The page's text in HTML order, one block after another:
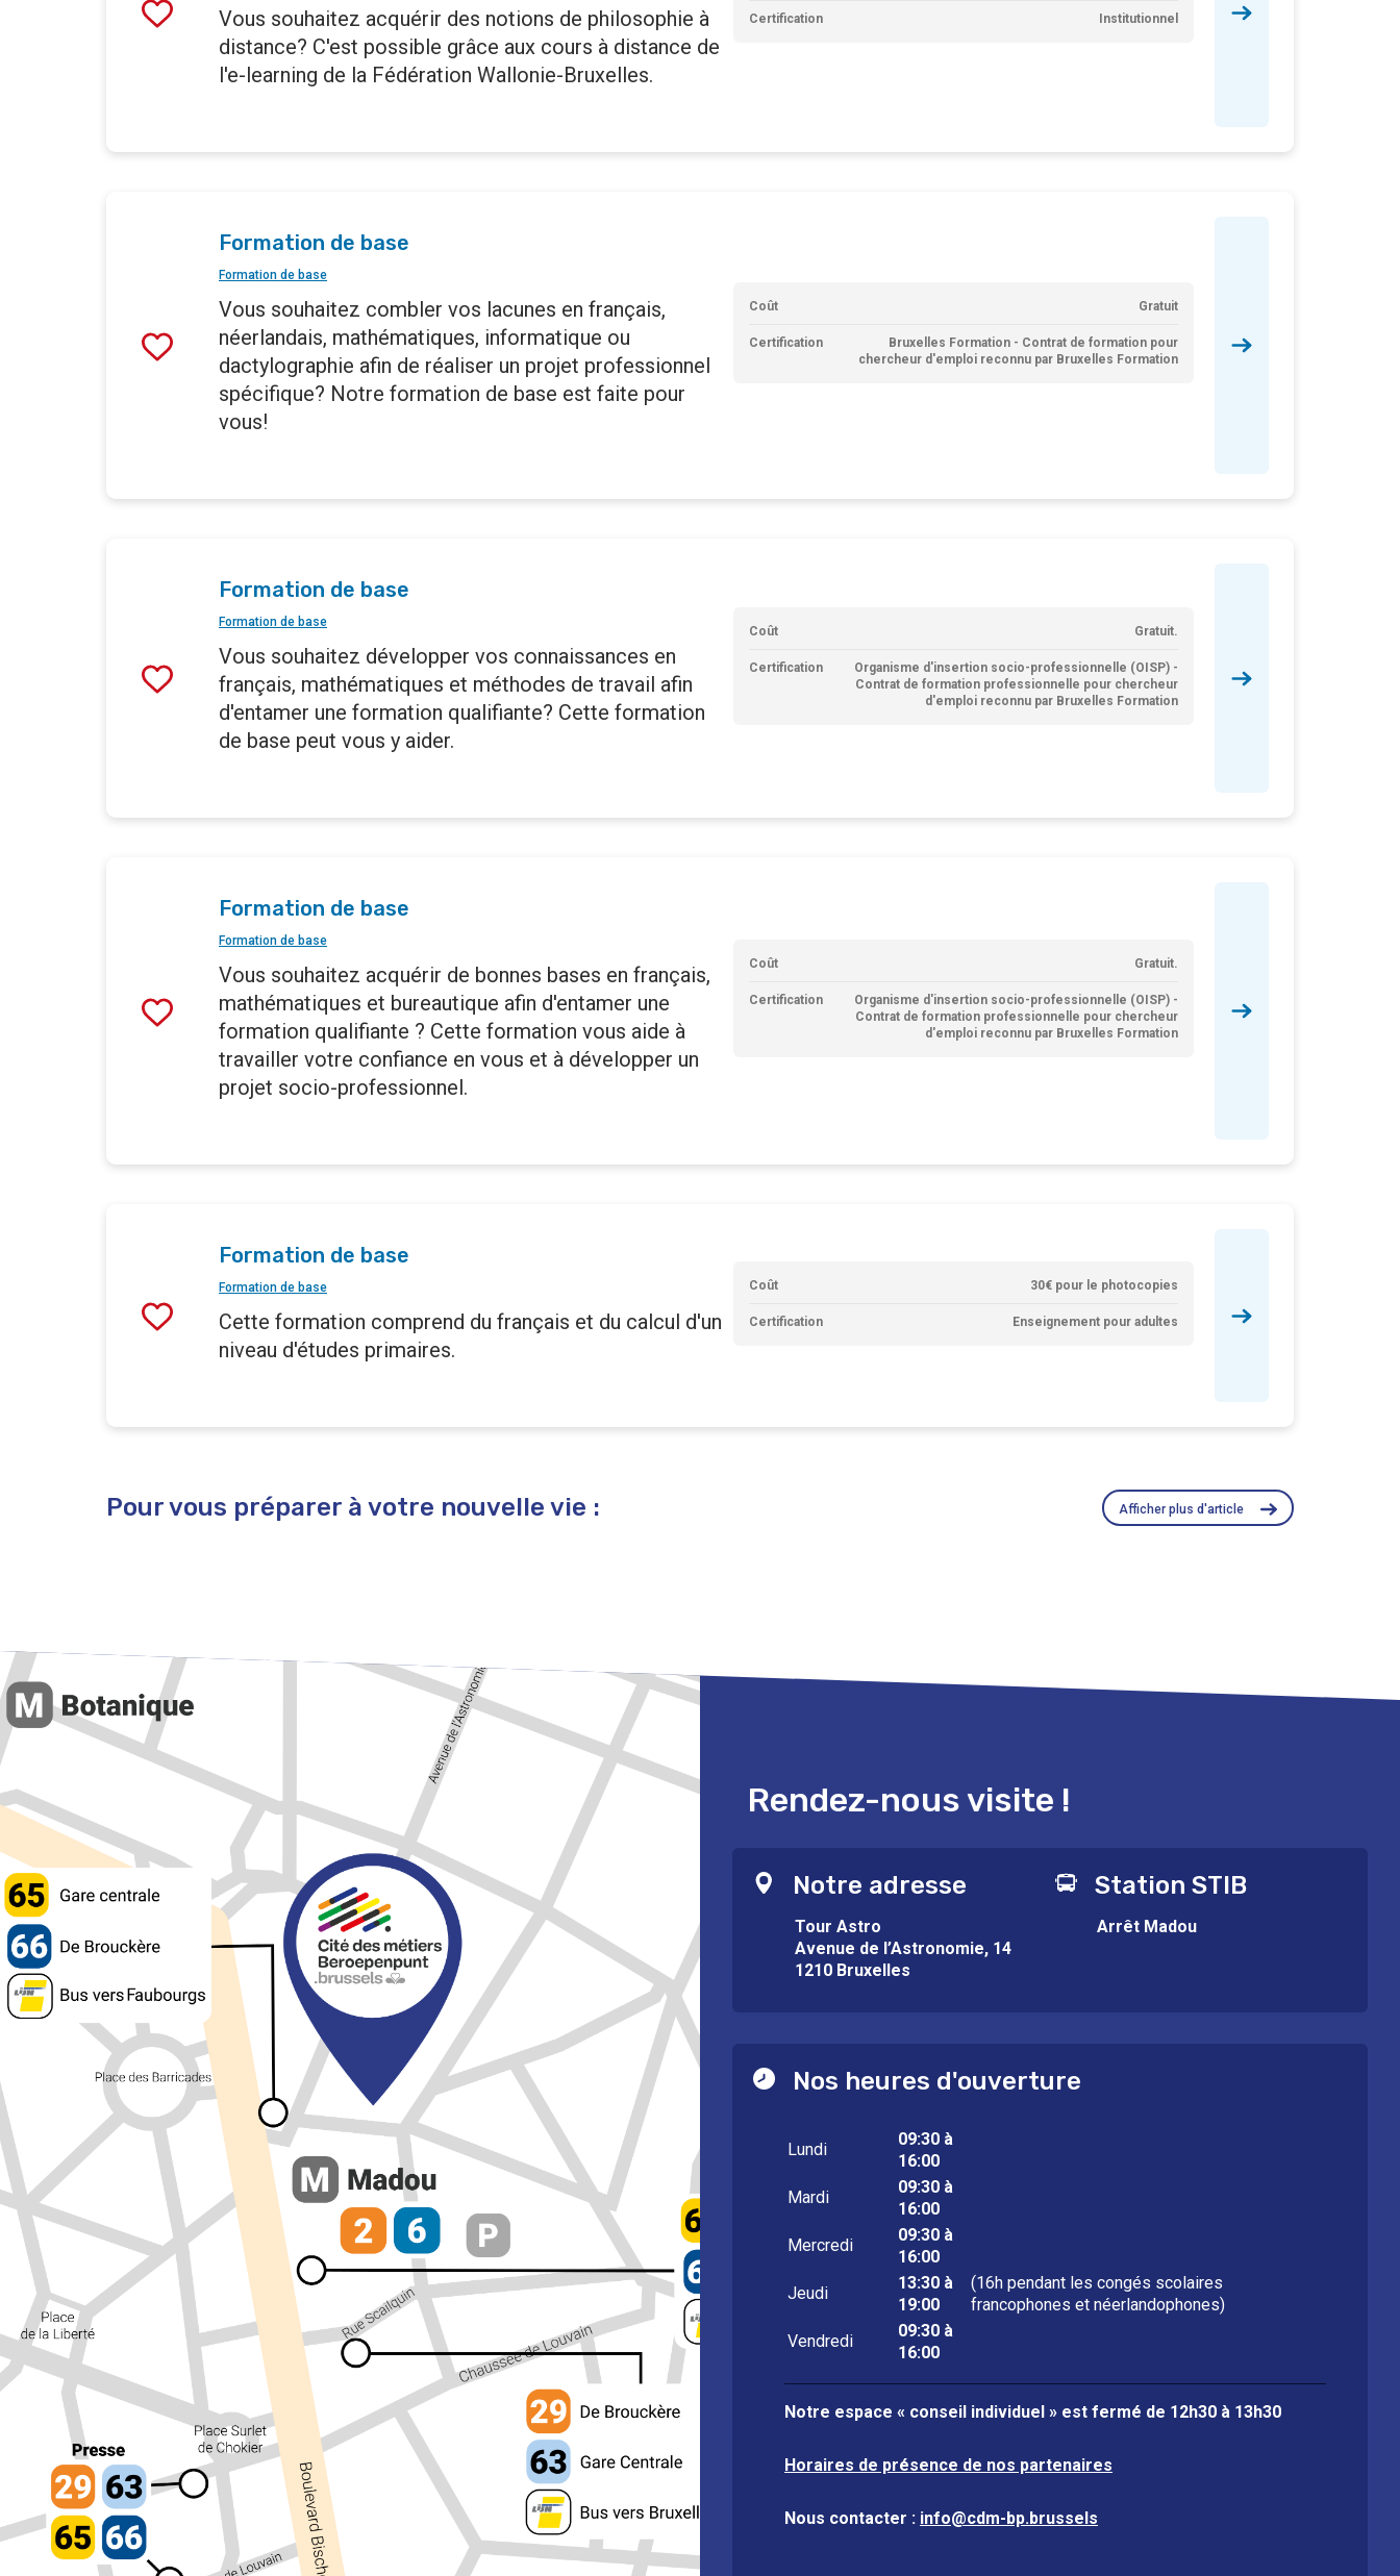
Vous souhaitez acquérir des notions de philosophie à
distance? C'est possible grâce aux cours à distance de
l'e-learning de la Fédération Wallonie-Bruxelles.
Certification Institutionnel
Formation de base
Formation de base
Vous souhaitez combler vos lacunes en français,
néerlandais, mathématiques, informatique ou
dactylographie afin de réaliser un projet professionnel
spécifique? Notre formation de base est faite pour
vous!
Coût Gratuit
Certification
Bruxelles Formation - Contrat de formation pour
chercheur d'emploi reconnu par Bruxelles Formation
Formation de base
Formation de base
Vous souhaitez développer vos connaissances en
français, mathématiques et méthodes de travail afin
d'entamer une formation qualifiante? Cette formation
de base peut vous y aider.
Coût Gratuit.
Certification
Organisme d'insertion socio-professionnelle (OISP) -
Contrat de formation professionnelle pour chercheur
d'emploi reconnu par Bruxelles Formation
Formation de base
Formation de base
Vous souhaitez acquérir de bonnes bases en français,
mathématiques et bureautique afin d'entamer une
formation qualifiante ? Cette formation vous aide à
travailler votre confiance en vous et à développer un
projet socio-professionnel.
Coût Gratuit.
Certification
Organisme d'insertion socio-professionnelle (OISP) -
Contrat de formation professionnelle pour chercheur
d'emploi reconnu par Bruxelles Formation
Formation de base
Formation de base
Cette formation comprend du français et du calcul d'un
niveau d'études primaires.
Coût 30€ pour le photocopies
Certification Enseignement pour adultes
Pour vous préparer à votre nouvelle vie : Afficher plus d'article
Rendez-nous visite !
Notre adresse
Tour Astro
Avenue de l’Astronomie, 14
1210 Bruxelles
Station STIB
Arrêt Madou
Nos heures d'ouverture
Lundi
09:30 à
16:00
Mardi
09:30 à
16:00
Mercredi
09:30 à
16:00
Jeudi
13:30 à
19:00
(16h pendant les congés scolaires
francophones et néerlandophones)
Vendredi
09:30 à
16:00
Notre espace « conseil individuel » est fermé de 12h30 à 13h30
Horaires de présence de nos partenaires
Nous contacter : info@cdm-bp.brussels